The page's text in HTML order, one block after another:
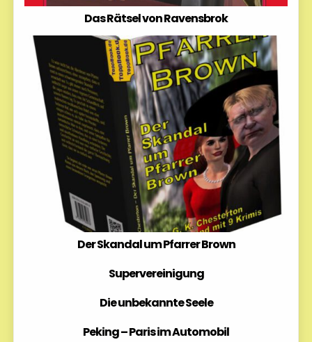
Das Rätsel von Ravensbrok
Der Skandal um Pfarrer Brown
Supervereinigung
Die unbekannte Seele
Peking – Paris im Automobil